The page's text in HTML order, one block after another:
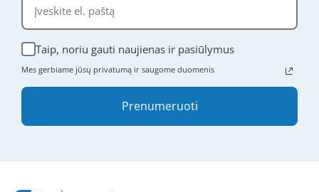
Taip, noriu gauti naujienas ir pasiūlymus
Mes gerbiame jūsų privatumą ir saugome duomenis
Prenumeruoti